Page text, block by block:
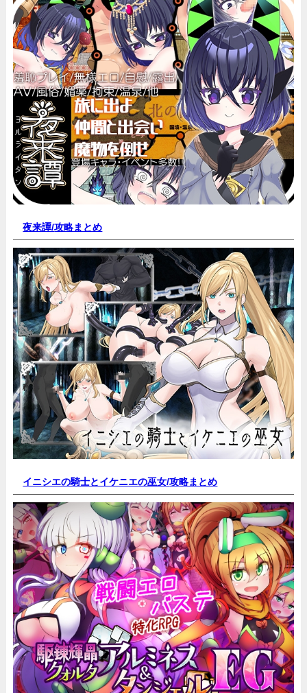
夜来譚/攻略まとめ
イニシエの騎士とイケニエの巫女/攻略まとめ